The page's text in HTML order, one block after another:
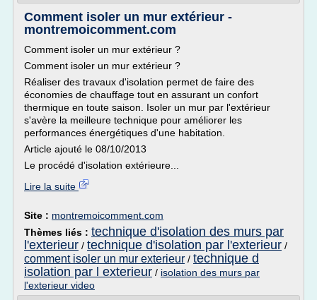
Comment isoler un mur extérieur -
montremoicomment.com
Comment isoler un mur extérieur ?
Comment isoler un mur extérieur ?
Réaliser des travaux d'isolation permet de faire des
économies de chauffage tout en assurant un confort
thermique en toute saison. Isoler un mur par l'extérieur
s'avère la meilleure technique pour améliorer les
performances énergétiques d'une habitation.
Article ajouté le 08/10/2013
Le procédé d'isolation extérieure...
Lire la suite
Site : montremoicomment.com
Thèmes liés : technique d'isolation des murs par
l'exterieur / technique d'isolation par l'exterieur /
comment isoler un mur exterieur / technique d
isolation par l exterieur / isolation des murs par
l'exterieur video